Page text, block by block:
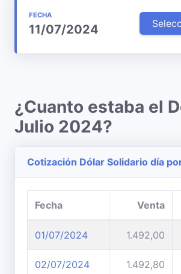
FECHA
11/07/2024
¿Cuanto estaba el
Julio 2024?
Cotización Dólar Solidario día
Fecha Venta
01/07/2024 1.492,00
02/07/2024 1.492,80